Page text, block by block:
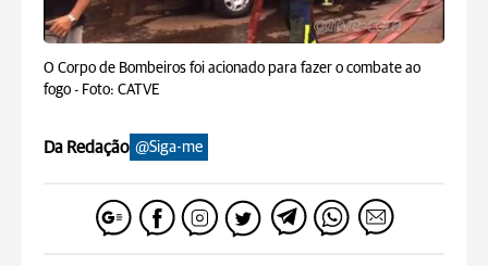
O Corpo de Bombeiros foi acionado para fazer o combate ao
fogo - Foto: CATVE
Da Redação @Siga-me